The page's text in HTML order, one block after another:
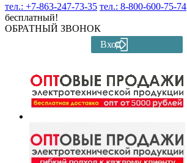
тел.: +7-863-247-73-35 тел.: 8-800-600-75-74
бесплатный!
ОБРАТНЫЙ ЗВОНОК
Вход